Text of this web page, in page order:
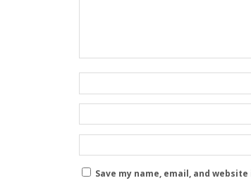
Save my name, email, and